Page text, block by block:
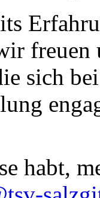
freuen
sich
habt,